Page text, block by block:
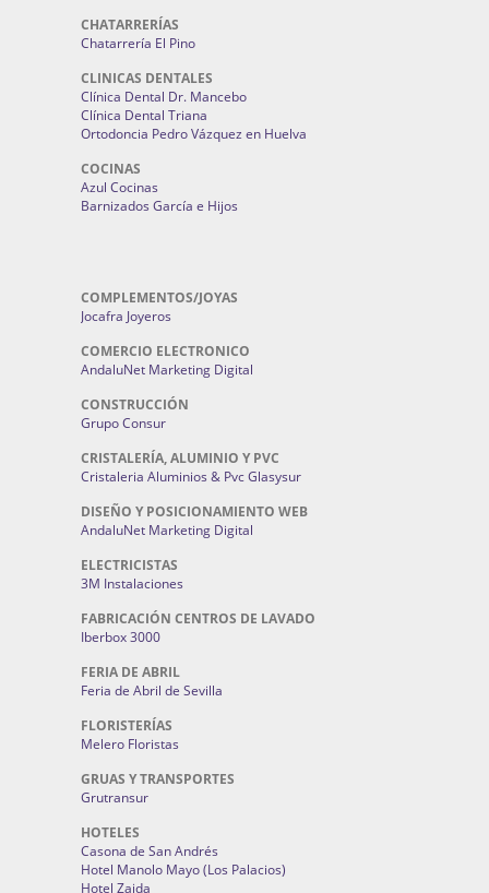
CHATARRERÍAS
Chatarrería El Pino
CLINICAS DENTALES
Clínica Dental Dr. Mancebo
Clínica Dental Triana
Ortodoncia Pedro Vázquez en Huelva
COCINAS
Azul Cocinas
Barnizados García e Hijos
COMPLEMENTOS/JOYAS
Jocafra Joyeros
COMERCIO ELECTRONICO
AndaluNet Marketing Digital
CONSTRUCCIÓN
Grupo Consur
CRISTALERÍA, ALUMINIO Y PVC
Cristaleria Aluminios & Pvc Glasysur
DISEÑO Y POSICIONAMIENTO WEB
AndaluNet Marketing Digital
ELECTRICISTAS
3M Instalaciones
FABRICACIÓN CENTROS DE LAVADO
Iberbox 3000
FERIA DE ABRIL
Feria de Abril de Sevilla
FLORISTERÍAS
Melero Floristas
GRUAS Y TRANSPORTES
Grutransur
HOTELES
Casona de San Andrés
Hotel Manolo Mayo (Los Palacios)
Hotel Zaida